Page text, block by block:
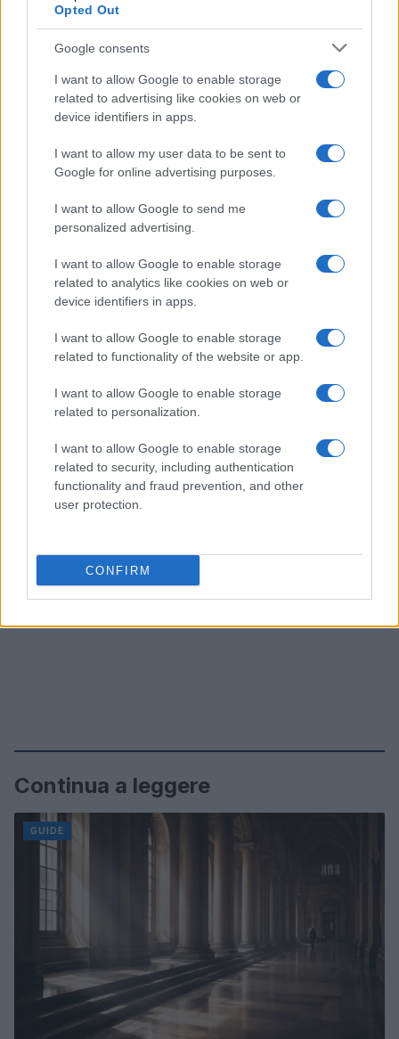
Opted Out
Google consents
I want to allow Google to enable storage
related to advertising like cookies on web or
device identifiers in apps.
I want to allow my user data to be sent to
Google for online advertising purposes.
I want to allow Google to send me
personalized advertising.
I want to allow Google to enable storage
related to analytics like cookies on web or
device identifiers in apps.
I want to allow Google to enable storage
related to functionality of the website or app.
I want to allow Google to enable storage
related to personalization.
I want to allow Google to enable storage
related to security, including authentication
functionality and fraud prevention, and other
user protection.
CONFIRM
facilmente sugli oggetti di uso comune o sulle
Il tempo di sopravvivenza del coronavirus al di fuori
del corpo è leggermente più lungo di quello di altri
virus, che è anche una sfida per il controllo
dell’attuale pandemia. Le persone che lavorano
ancora in ufficio dovrebbero toccare meno i beni
pubblici, disinfettare frequentemente e indossare
maschere e guanti.
AUTORE
Continua a leggere
GUIDE